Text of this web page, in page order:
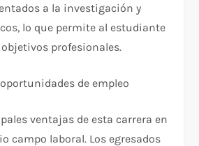
a la investigación y
lo que permite al estudiante
profesionales.
de empleo
ventajas de esta carrera en
campo laboral. Los egresados